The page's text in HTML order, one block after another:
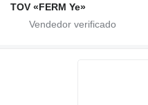
TOV «FERM Ye»